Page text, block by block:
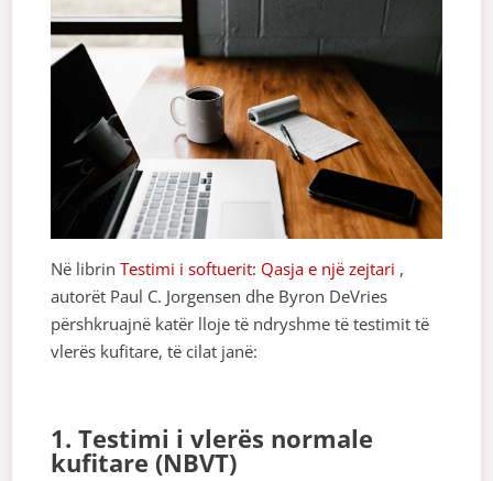
Në librinTestimi i softuerit: Qasja e një zejtari ,
autorët Paul C. Jorgensen dhe ‎Byron DeVries
përshkruajnë katër lloje të ndryshme të testimit të
vlerës kufitare, të cilat janë:
1. Testimi i vlerës normale
kufitare (NBVT)